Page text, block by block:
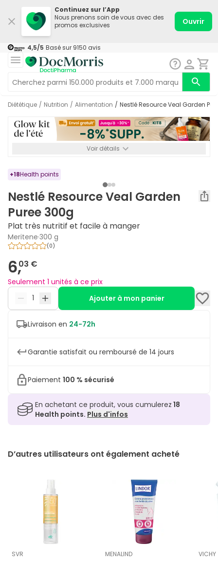
Continuez sur l’App
Nous prenons soin de vous avec des
promos exclusives
Ouvrir
4,5/5 Basé sur 9150 avis
Diététique / Nutrition / Alimentation / Nestlé Resource Veal Garden
Voir détails
+18Health points
Nestlé Resource Veal Garden
Puree 300g
Plat très nutritif et facile à manger
Meritene·300 g
(0)
6,03 €
Seulement 1 unités à ce prix
Ajouter à mon panier
Livraison en 24-72h
Garantie satisfait ou remboursé de 14 jours
Paiement 100 % sécurisé
En achetant ce produit, vous cumulerez 18
Health points. Plus d'infos
D’autres utilisateurs ont également acheté
SVR MENALIND VICHY